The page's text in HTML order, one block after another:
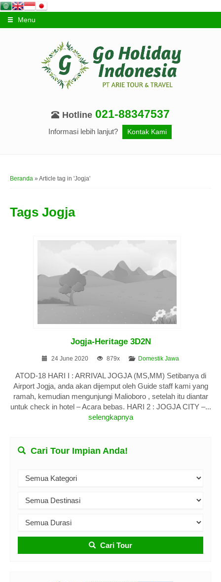
Menu
Hotline 021-88347537
Informasi lebih lanjut? Kontak Kami
Beranda » Article tag in 'Jogja'
Tags Jogja
Jogja-Heritage 3D2N
24 June 2020 879x Domestik Jawa
ATOD-18 HARI I : ARRIVAL JOGJA (MS,MM) Setibanya di
Airport Jogja, anda akan dijemput oleh Guide staff kami yang
ramah, kemudian mengunjungi Malioboro , setelah itu diantar
untuk check in hotel – Acara bebas. HARI 2 : JOGJA CITY –...
selengkapnya
Cari Tour Impian Anda!
Cari Tour